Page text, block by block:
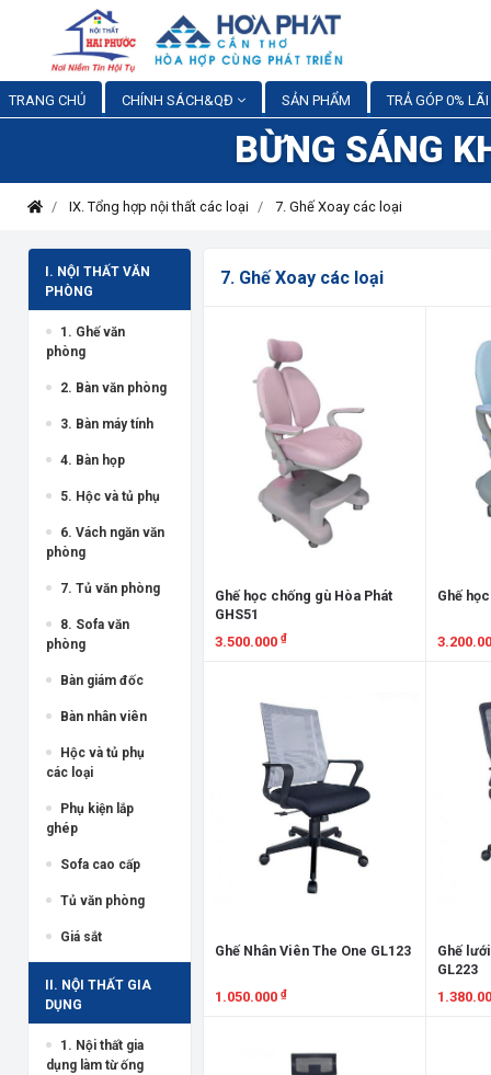
TRANG CHỦ CHÍNH SÁCH&QĐ SẢN PHẨM TRẢ GÓP 0% LÃI
BỪNG SÁNG
IX. Tổng hợp nội thất các loại 7. Ghế Xoay các loại
I. NỘI THẤT VĂN
PHÒNG
1. Ghế văn
phòng
2. Bàn văn phòng
3. Bàn máy tính
4. Bàn họp
5. Hộc và tủ phụ
6. Vách ngăn văn
phòng
7. Tủ văn phòng
8. Sofa văn
phòng
Bàn giám đốc
Bàn nhân viên
Hộc và tủ phụ
các loại
Phụ kiện lắp
ghép
Sofa cao cấp
Tủ văn phòng
Giá sắt
II. NỘI THẤT GIA
DỤNG
1. Nội thất gia
dụng làm từ ống
7. Ghế Xoay các loại
Ghế học chống gù Hòa Phát
GHS51
3.500.000 ₫
Ghế
Ghế Nhân Viên The One GL123
1.050.000 ₫
Ghế
GL223